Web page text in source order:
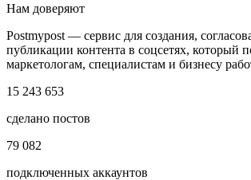
Нам доверяют
Postmypost — сервис для создания,
публикации контента в соцсетях, который
маркетологам, специалистам и бизнесу
15 243 653
сделано постов
79 082
подключенных аккаунтов